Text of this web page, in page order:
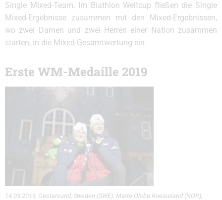
Single Mixed-Team. Im Biathlon Weltcup fließen die Single
Mixed-Ergebnisse zusammen mit den Mixed-Ergebnissen,
wo zwei Damen und zwei Herren einer Nation zusammen
starten, in die Mixed-Gesamtwertung ein.
Erste WM-Medaille 2019
14.03.2019, Oestersund, Sweden (SWE): Marte Olsbu Roeiseland (NOR),